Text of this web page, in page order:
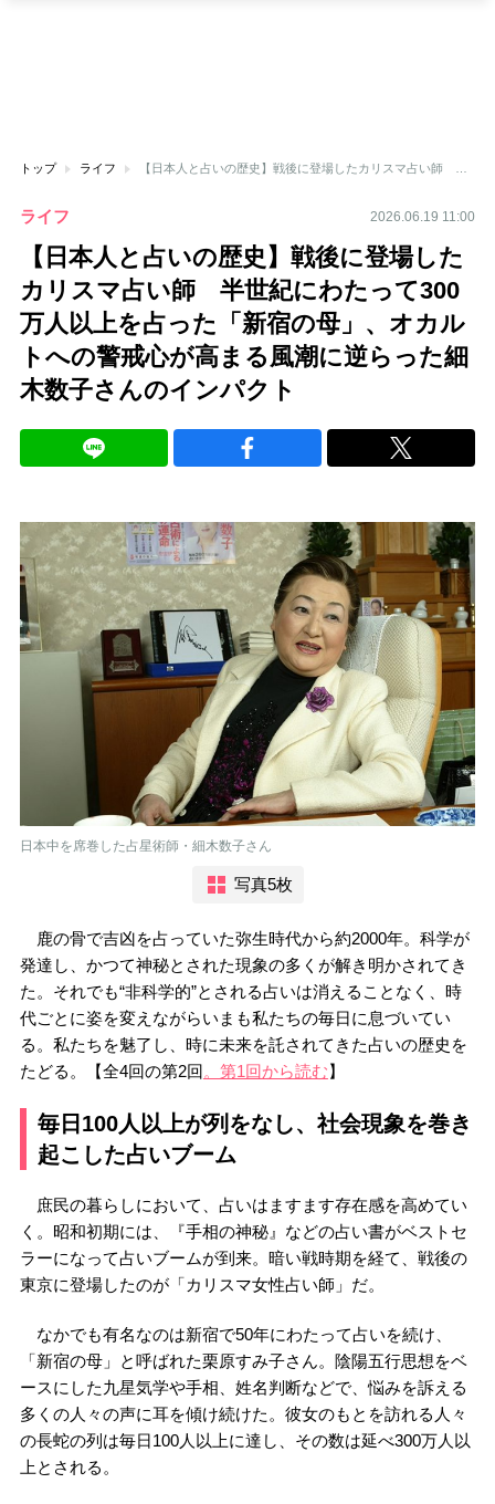
トップ ライフ
ライフ 2026.06.19 11:00
【日本人と占いの歴史】戦後に登場した
カリスマ占い師 半世紀にわたって300
万人以上を占った「新宿の母」、オカル
トへの警戒心が高まる風潮に逆らった細
木数子さんのインパクト
日本中を席巻した占星術師・細木数子さん
写真5枚
鹿の骨で吉凶を占っていた弥生時代から約2000年。科学が
発達し、かつて神秘とされた現象の多くが解き明かされてき
た。それでも“非科学的”とされる占いは消えることなく、時
代ごとに姿を変えながらいまも私たちの毎日に息づいてい
る。私たちを魅了し、時に未来を託されてきた占いの歴史を
たどる。【全4回の第2回。第1回から読む】
毎日100人以上が列をなし、社会現象を巻き
起こした占いブーム
庶民の暮らしにおいて、占いはますます存在感を高めてい
く。昭和初期には、『手相の神秘』などの占い書がベストセ
ラーになって占いブームが到来。暗い戦時期を経て、戦後の
東京に登場したのが「カリスマ女性占い師」だ。
なかでも有名なのは新宿で50年にわたって占いを続け、
「新宿の母」と呼ばれた栗原すみ子さん。陰陽五行思想をベ
ースにした九星気学や手相、姓名判断などで、悩みを訴える
多くの人々の声に耳を傾け続けた。彼女のもとを訪れる人々
の長蛇の列は毎日100人以上に達し、その数は延べ300万人以
上とされる。